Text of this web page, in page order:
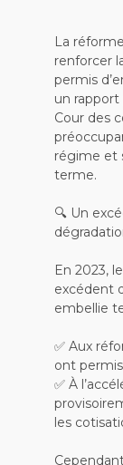
La
renforcer
permis
un rapport
Cour des
régime et
terme.
🔍 Un
En 2023,
excédent
embellie
✅ Aux
ont
✅ À
les